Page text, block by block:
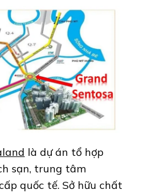
là dự án tổ hợp
sạn, trung tâm
quốc tế. Sở hữu chất